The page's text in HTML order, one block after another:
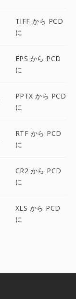
TIFF から PCD
に
EPS から PCD
に
PPTX から PCD
に
RTF から PCD
に
CR2 から PCD
に
XLS から PCD
に